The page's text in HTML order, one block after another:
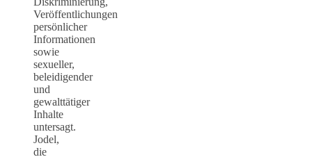
Veröffentlichungen
persönlicher
Informationen
sowie
sexueller,
beleidigender
und
gewalttätiger
Inhalte
untersagt.
Jodel,
die